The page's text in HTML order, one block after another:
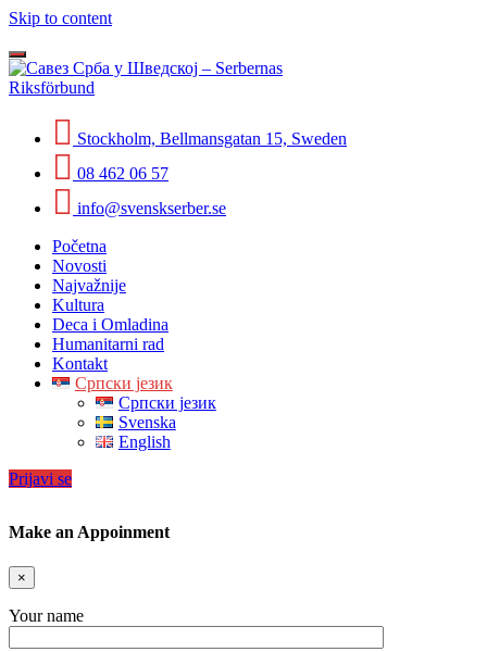
Skip to content
Toggle
navigation
Stockholm, Bellmansgatan 15, Sweden
08 462 06 57
info@svenskserber.se
Početna
Novosti
Najvažnije
Kultura
Deca i Omladina
Humanitarni rad
Kontakt
Српски језик
Српски језик
Svenska
English
Prijavi se
Make an Appoinment
×
Your name